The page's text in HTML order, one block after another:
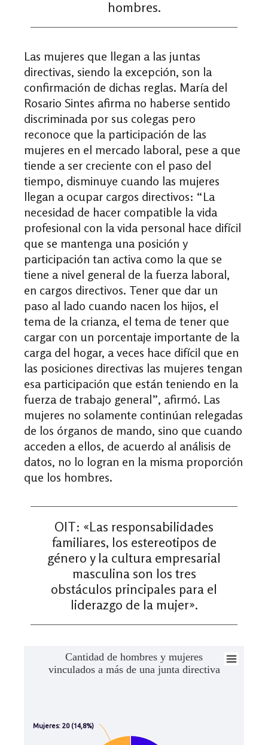
hombres.
Las mujeres que llegan a las juntas
directivas, siendo la excepción, son la
confirmación de dichas reglas. María del
Rosario Sintes afirma no haberse sentido
discriminada por sus colegas pero
reconoce que la participación de las
mujeres en el mercado laboral, pese a que
tiende a ser creciente con el paso del
tiempo, disminuye cuando las mujeres
llegan a ocupar cargos directivos: “La
necesidad de hacer compatible la vida
profesional con la vida personal hace difícil
que se mantenga una posición y
participación tan activa como la que se
tiene a nivel general de la fuerza laboral,
en cargos directivos. Tener que dar un
paso al lado cuando nacen los hijos, el
tema de la crianza, el tema de tener que
cargar con un porcentaje importante de la
carga del hogar, a veces hace difícil que en
las posiciones directivas las mujeres tengan
esa participación que están teniendo en la
fuerza de trabajo general”, afirmó. Las
mujeres no solamente continúan relegadas
de los órganos de mando, sino que cuando
acceden a ellos, de acuerdo al análisis de
datos, no lo logran en la misma proporción
que los hombres.
OIT: «Las responsabilidades
familiares, los estereotipos de
género y la cultura empresarial
masculina son los tres
obstáculos principales para el
liderazgo de la mujer».